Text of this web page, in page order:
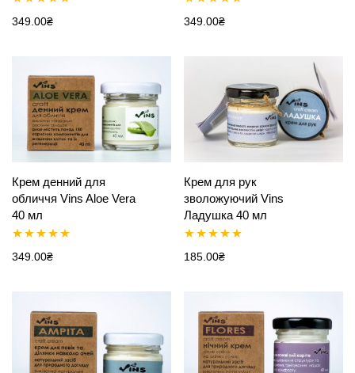
Оцінено в
349.00₴
Оцінено в
349.00₴
Крем денний для
обличчя Vins Aloe Vera
40 мл
Оцінено в
349.00₴
Крем для рук
зволожуючий Vins
Ладушка 40 мл
Оцінено в
185.00₴